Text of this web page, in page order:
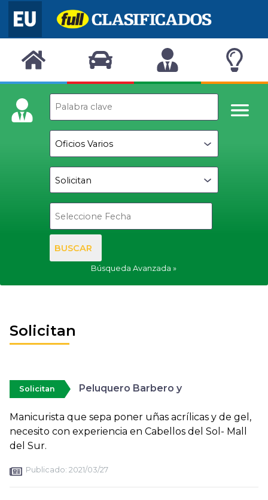
BUSCAR
Búsqueda Avanzada
Solicitan
Solicitan Peluquero Barbero y
Manicurista que sepa poner uñas acrílicas y de gel,
necesito con experiencia en Cabellos del Sol- Mall
del Sur.
Publicado: 2021/03/27